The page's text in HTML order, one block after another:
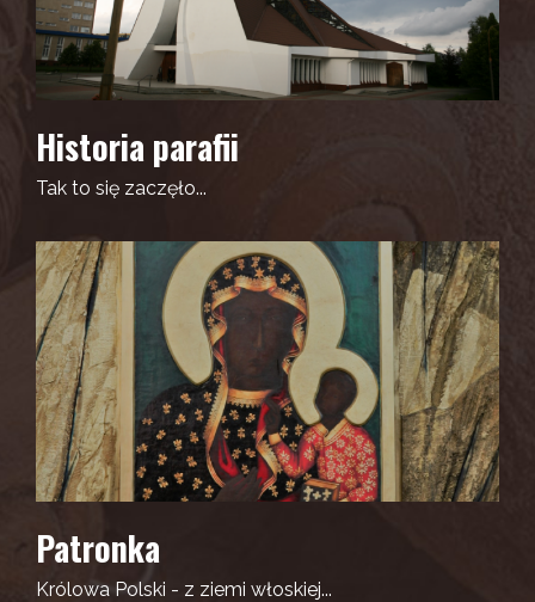
Historia parafii
Tak to się zaczęło...
Patronka
Królowa Polski - z ziemi włoskiej...